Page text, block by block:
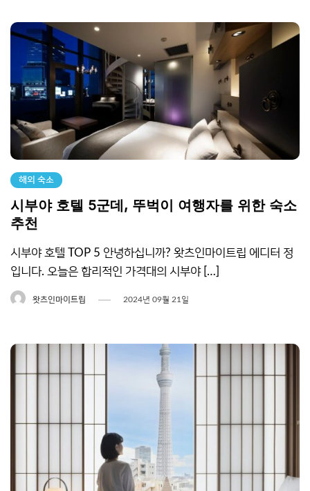
해외 숙소
시부야 호텔 5군데, 뚜벅이 여행자를 위한 숙소
추천
시부야 호텔 TOP 5 안녕하십니까? 왓츠인마이트립 에디터 정
입니다. 오늘은 합리적인 가격대의 시부야 […]
왓츠인마이트립 2024년 09월 21일